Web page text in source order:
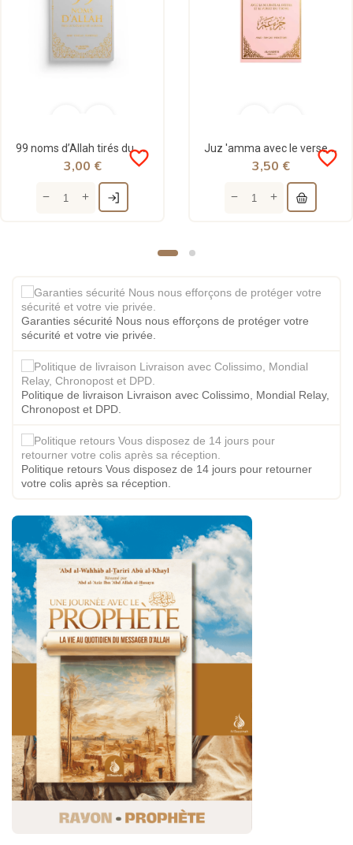
99 noms d’Allah tirés du Coran et de la Sunna - al-hadîth
favorite_border
3,00 €
Juz 'amma avec le verset du trône - français - arabe - phonétique - rose - al-hadith
favorite_border
3,50 €
Garanties sécurité Nous nous efforçons de protéger votre
sécurité et votre vie privée.
Politique de livraison Livraison avec Colissimo, Mondial Relay,
Chronopost et DPD.
Politique retours Vous disposez de 14 jours pour retourner
votre colis après sa réception.